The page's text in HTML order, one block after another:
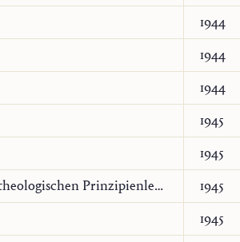
1944
1944
1944
1945
1945
Analogie und Natur. Zur Klärung der theologischen Prinzipienlehre Karl Barths
1945
1945